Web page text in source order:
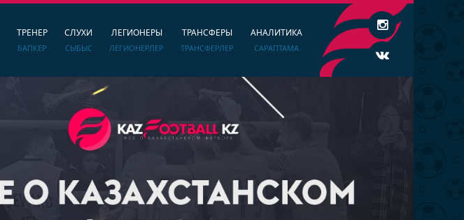
ТРЕНЕР
БАПКЕР
СЛУХИ
СЫБЫС
ЛЕГИОНЕРЫ
ЛЕГИОНЕРЛЕР
ТРАНСФЕРЫ
ТРАНСФЕРЛЕР
АНАЛИТИКА
САРАПТАМА